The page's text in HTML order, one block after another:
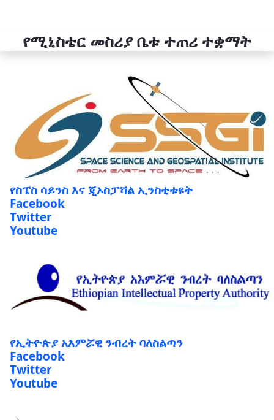
የሚኒስቴር መስሪያ ቤቱ ተጠሪ ተቋማት
የስፔስ ሳይንስ እና ጂኦስፓሻል ኢንስቲቱዩት
Facebook
Twitter
Youtube
የኢትዮጵያ አእምሯዊ ንብረት ባለስልጣን
Facebook
Twitter
Youtube